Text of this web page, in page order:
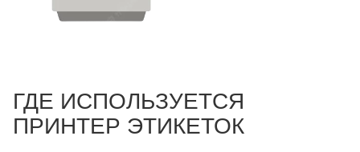
ГДЕ ИСПОЛЬЗУЕТСЯ
ПРИНТЕР ЭТИКЕТОК